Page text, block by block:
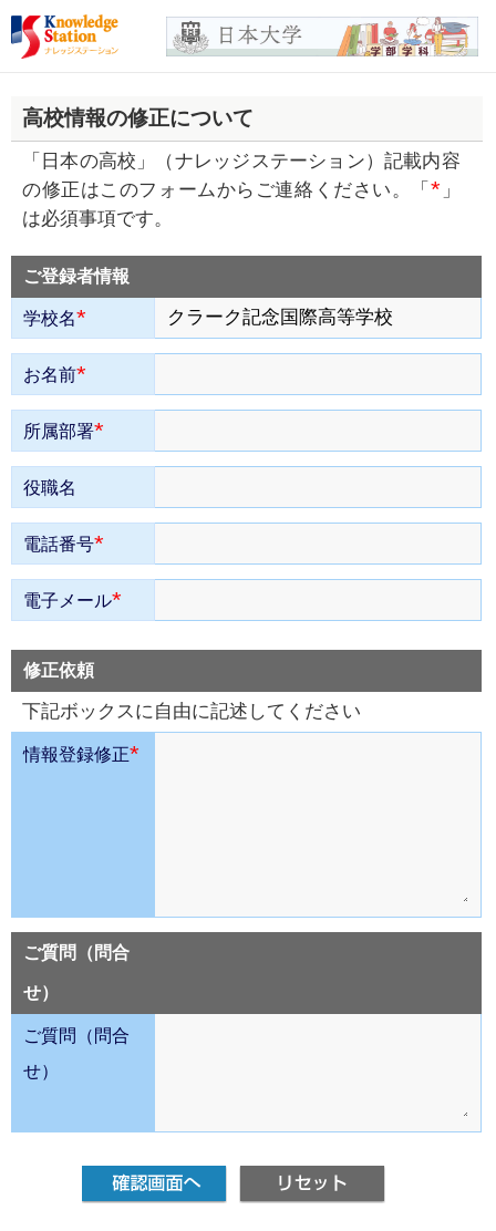
高校情報の修正について
「日本の高校」（ナレッジステーション）記載内容
の修正はこのフォームからご連絡ください。「* 」
は必須事項です。
ご登録者情報
学校名*
お名前*
所属部署*
役職名
電話番号*
電子メール*
修正依頼
下記ボックスに自由に記述してください
情報登録修正*
ご質問（問合
せ）
ご質問（問合
せ）